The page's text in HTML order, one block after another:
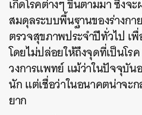
เกิดโรคต่างๆ ขึ้นตามมา ซึ่งจ
สมดุลระบบพื้นฐานของร่างกา
ตรวจสุขภาพประจำปีทั่วไป เ
โดยไม่ปล่อยให้ถึงจุดที่เป็นโร
วงการแพทย์ แม้ว่าในปัจจุบัน
นัก แต่เชื่อว่าในอนาคตน่าจะ
ยาก